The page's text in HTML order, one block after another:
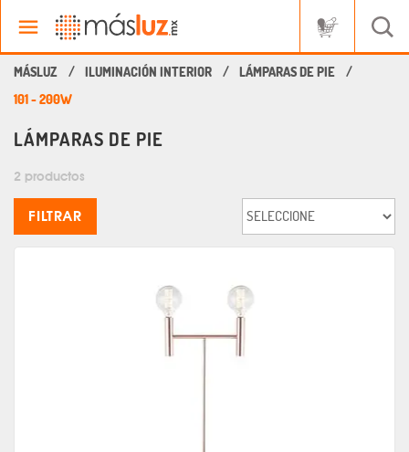
ILUMINACIÓN INTERIOR
LÁMPARAS DE PIE
101 - 200W
LÁMPARAS DE PIE
2 productos
FILTRAR